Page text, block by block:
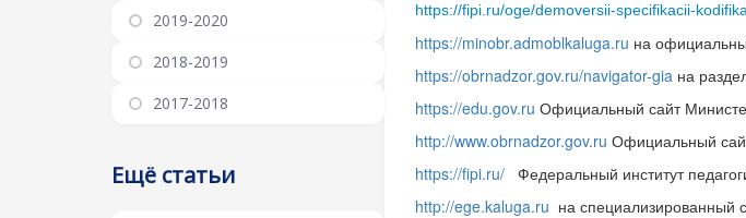
2019-2020
2018-2019
2017-2018
Ещё статьи
https://fipi.ru/oge/demoversii-specifikacii-
https://minobr.admoblkaluga.ru на
https://obrnadzor.gov.ru/navigator-gia на
https://edu.gov.ru Официальный сайт
http://www.obrnadzor.gov.ru Официальный
https://fipi.ru/ Федеральный институт
http://ege.kaluga.ru на специализированный